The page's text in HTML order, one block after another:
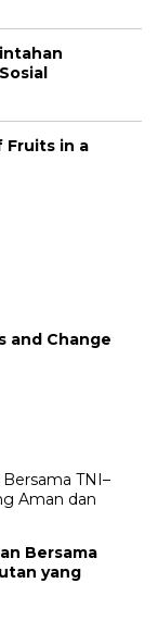
Fruits in a
and Change
Bersama
yang